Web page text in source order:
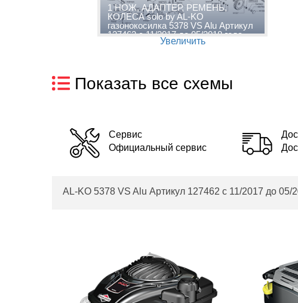
1 НОЖ, АДАПТЕР, РЕМЕНЬ,
КОЛЕСА solo by AL-KO
газонокосилка 5378 VS Alu Артикул
127462 с 11/2017 до 05/2018 года
Увеличить
Показать все схемы
Сервис
Официальный сервис
AL-KO 5378 VS Alu Артикул 127462 с 11/2017 до